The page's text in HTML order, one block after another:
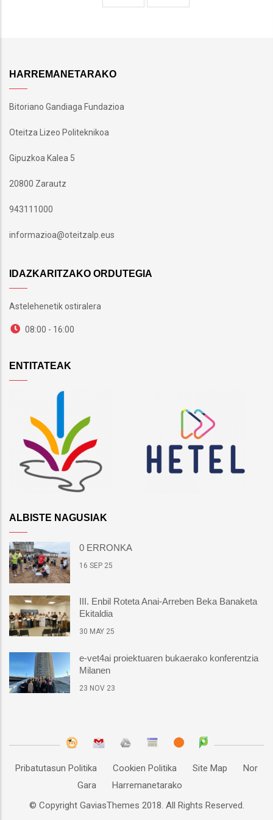
HARREMANETARAKO
Bitoriano Gandiaga Fundazioa
Oteitza Lizeo Politeknikoa
Gipuzkoa Kalea 5
20800 Zarautz
943111000
informazioa@oteitzalp.eus
IDAZKARITZAKO ORDUTEGIA
Astelehenetik ostiralera
08:00 - 16:00
ENTITATEAK
ALBISTE NAGUSIAK
0 ERRONKA
16 SEP 25
III. Enbil Roteta Anai-Arreben Beka Banaketa
Ekitaldia
30 MAY 25
e-vet4ai proiektuaren bukaerako konferentzia
Milanen
23 NOV 23
Pribatutasun Politika Cookien Politika Site Map
Nor
Gara
Harremanetarako
© Copyright GaviasThemes 2018. All Rights Reserved.